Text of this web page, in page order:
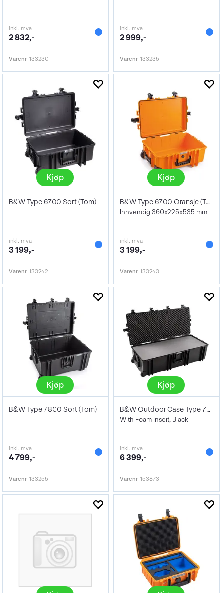
inkl. mva
2 832,-
Varenr 133230
inkl. mva
2 999,-
Varenr 133235
Kjøp
B&W Type 6700 Sort (Tom)
inkl. mva
3 199,-
Varenr 133242
Kjøp
B&W Type 6700 Oransje (Tom)
Innvendig 360x225x535 mm
inkl. mva
3 199,-
Varenr 133243
Kjøp
B&W Type 7800 Sort (Tom)
inkl. mva
4 799,-
Varenr 133255
Kjøp
B&W Outdoor Case Type 7300
With Foam Insert, Black
inkl. mva
6 399,-
Varenr 153873